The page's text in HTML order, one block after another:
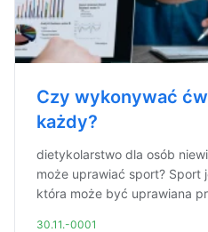
Czy wykonywać
każdy?
dietykolarstwo dla osób
może uprawiać sport?
która może być uprawiana
30.11.-0001